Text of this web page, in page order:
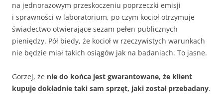
na jednorazowym przeskoczeniu poprzeczki emisji
i sprawności w laboratorium, po czym kocioł otrzymuje
świadectwo otwierające sezam pełen publicznych
pieniędzy. Pół biedy, że kocioł w rzeczywistych warunkach
nie będzie miał takich osiągów jak na badaniach. To jasne.
Gorzej, że nie do końca jest gwarantowane, że klient
kupuje dokładnie taki sam sprzęt, jaki został przebadany.